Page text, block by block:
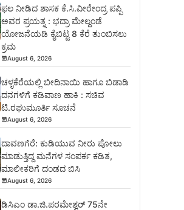
ಫಲ ನೀಡಿದ ಶಾಸಕ ಕೆ.ಸಿ.ವೀರೇಂದ್ರ ಪಪ್ಪಿ
ಅವರ ಪ್ರಯತ್ನ : ಭದ್ರಾ ಮೇಲ್ದಂಡೆ
ಯೋಜನೆಯಡಿ ಕೈಬಿಟ್ಟ 8 ಕೆರೆ ತುಂಬಿಸಲು
ಕ್ರಮ
August 6, 2026
ಚಳ್ಳಕೆರೆಯಲ್ಲಿ ಬೀದಿನಾಯಿ ಹಾಗೂ ಬಿಡಾಡಿ
ದನಗಳಿಗೆ ಕಡಿವಾಣ ಹಾಕಿ : ಸಚಿವ
ಟಿ.ರಘುಮೂರ್ತಿ ಸೂಚನೆ
August 6, 2026
ದಾವಣಗೆರೆ: ಕುಡಿಯುವ ನೀರು ಪೋಲು
ಮಾಡುತ್ತಿದ್ದ ಮನೆಗಳ ಸಂಪರ್ಕ ಕಡಿತ,
ಮಾಲೀಕರಿಗೆ ದಂಡದ ಬಿಸಿ
August 6, 2026
ಡಿಸಿಎಂ ಡಾ.ಜಿ.ಪರಮೇಶ್ವರ್ 75ನೇ